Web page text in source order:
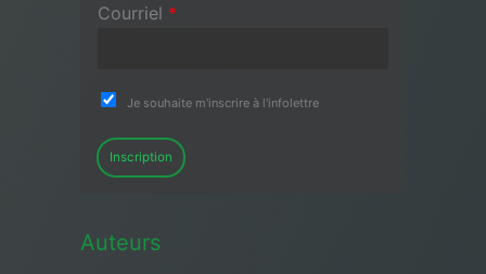
Courriel *
Je souhaite m'inscrire à l'infolettre
Inscription
Auteurs